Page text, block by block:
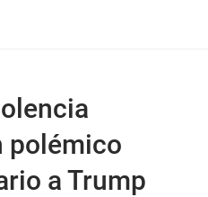
polémico
a Trump